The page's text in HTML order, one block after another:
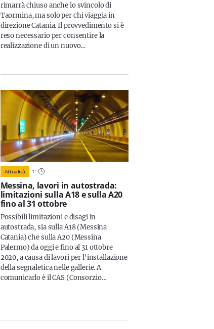
rimarrà chiuso anche lo svincolo di
Taormina, ma solo per chi viaggia in
direzione Catania. Il provvedimento si è
reso necessario per consentire la
realizzazione di un nuovo…
Attualità 1'
Messina, lavori in autostrada:
limitazioni sulla A18 e sulla A20
fino al 31 ottobre
Possibili limitazioni e disagi in
autostrada, sia sulla A18 (Messina
Catania) che sulla A20 (Messina
Palermo) da oggi e fino al 31 ottobre
2020, a causa di lavori per l'installazione
della segnaletica nelle gallerie. A
comunicarlo è il CAS (Consorzio…